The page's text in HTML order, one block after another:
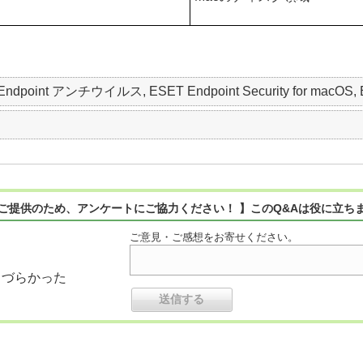
アンチウイルス, ESET Endpoint Security for
提供のため、アンケートにご協力ください！ 】このQ&Aは役に立ち
らかった
ご意見・ご感想をお寄せください。